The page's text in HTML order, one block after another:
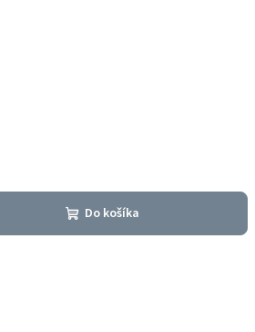
Do košíka